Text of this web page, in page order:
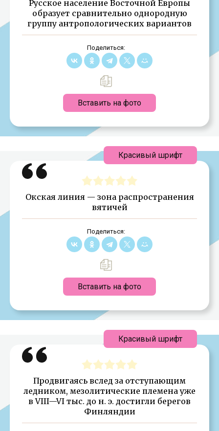
Русское население Восточной Европы
образует сравнительно однородную
группу антропологических вариантов
Поделиться:
Вставить на фото
Окская линия — зона распространения
вятичей
Поделиться:
Вставить на фото
Красивый шрифт
Продвигаясь вслед за отступающим
ледником, мезолитические племена уже
в VIII—VI тыс. до н. э. достигли берегов
Финляндии
Красивый шрифт